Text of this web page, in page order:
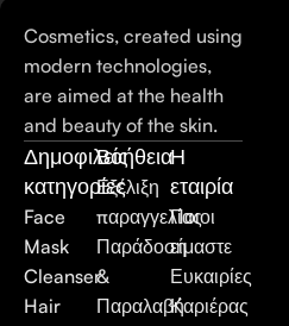
Cosmetics, created using
modern technologies,
are aimed at the health
and beauty of the skin.
Δημοφιλείς
κατηγορίες
Face
Mask
Cleanser
Hair
Βοήθεια
Εξέλιξη
παραγγελίας
Παράδοση
&
Παραλαβή
Η
εταιρία
Ποιοι
είμαστε
Ευκαιρίες
Καριέρας